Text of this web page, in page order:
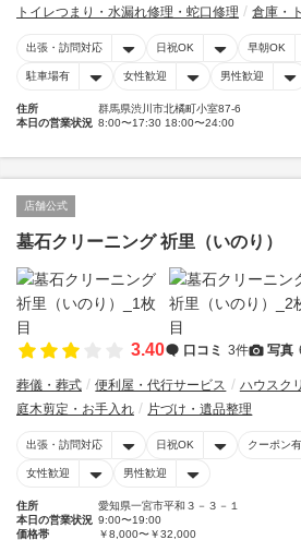
トイレつまり・水漏れ修理・蛇口修理
倉庫・
出張・訪問対応 日祝OK 早朝OK
駐車場有 女性歓迎 男性歓迎
住所
群馬県渋川市北橘町小室87-6
本日の営業状況 8:00〜17:30 18:00〜24:00
店舗公式
墓石クリーニング 祈里（いのり）
3.40 口コミ 3件 写真
葬儀・葬式 便利屋・代行サービス
ハウスク
庭木剪定・お手入れ
片づけ・遺品整理
出張・訪問対応 日祝OK クーポン有
女性歓迎 男性歓迎
住所
愛知県一宮市平和３－３－１
本日の営業状況 9:00〜19:00
価格帯
￥8,000〜￥32,000